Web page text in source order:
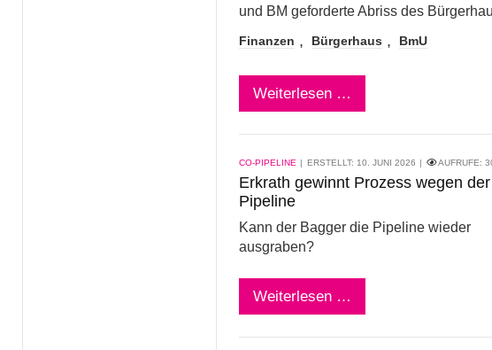
und BM geforderte Abriss des
Finanzen Bürgerhaus BmU
Weiterlesen …
CO-PIPELINE ERSTELLT: 10. JUNI 2026 AUFRUFE:
Erkrath gewinnt Prozess wegen
Pipeline
Kann der Bagger die Pipeline wieder
ausgraben?
Weiterlesen …